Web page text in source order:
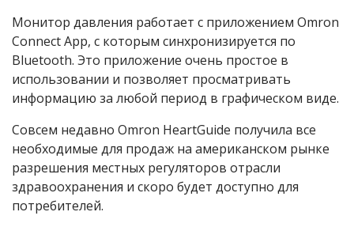
Монитор давления работает с приложением Omron
Connect App, с которым синхронизируется по
Bluetooth. Это приложение очень простое в
использовании и позволяет просматривать
информацию за любой период в графическом виде.
Совсем недавно Omron HeartGuide получила все
необходимые для продаж на американском рынке
разрешения местных регуляторов отрасли
здравоохранения и скоро будет доступно для
потребителей.